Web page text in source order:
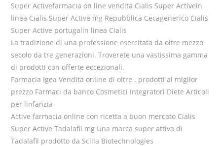
Super Activefarmacia on line vendita Cialis Super Activein
linea Cialis Super Active mg Repubblica Cecagenerico Cialis
Super Active portugalin linea Cialis
La tradizione di una professione esercitata da oltre mezzo
secolo da tre generazioni. Troverete una vastissima gamma
di prodotti con offerte eccezionali.
Farmacia Igea Vendita online di oltre . prodotti al miglior
prezzo Farmaci da banco Cosmetici Integratori Diete Articoli
per linfanzia
Active farmacia online con ricetta a buon mercato Cialis
Super Active Tadalafil mg Una marca super attiva di
Tadalafil prodotto da Scilla Biotechnologies